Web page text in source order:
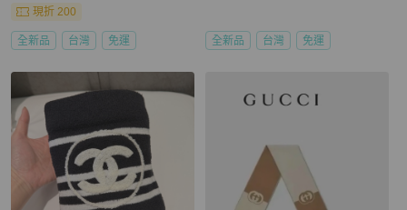
現折 200
全新品 台灣 免運 全新品 台灣 免運